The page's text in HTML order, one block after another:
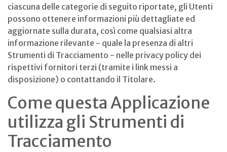
ciascuna delle categorie di seguito riportate, gli Utenti
possono ottenere informazioni più dettagliate ed
aggiornate sulla durata, così come qualsiasi altra
informazione rilevante - quale la presenza di altri
Strumenti di Tracciamento - nelle privacy policy dei
rispettivi fornitori terzi (tramite i link messi a
disposizione) o contattando il Titolare.
Come questa Applicazione
utilizza gli Strumenti di
Tracciamento